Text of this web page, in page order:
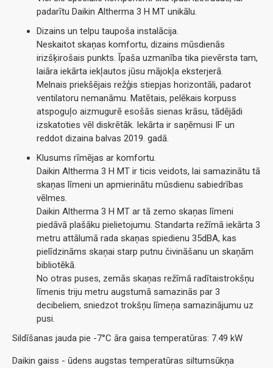
padarītu Daikin Altherma 3 H MT unikālu.
Dizains un telpu taupoša instalācija.
Neskaitot skaņas komfortu, dizains mūsdienās
irizšķirošais punkts. Īpaša uzmanība tika pievērsta tam,
laiāra iekārta iekļautos jūsu mājokļa eksterjerā.
Melnais priekšējais režģis stiepjas horizontāli, padarot
ventilatoru nemanāmu. Matētais, pelēkais korpuss
atspoguļo aizmugurē esošās sienas krāsu, tādējādi
izskatoties vēl diskrētāk. Iekārta ir saņēmusi IF un
reddot dizaina balvas 2019. gadā.
Klusums rīmējas ar komfortu.
Daikin Altherma 3 H MT ir ticis veidots, lai samazinātu tā
skaņas līmeni un apmierinātu mūsdienu sabiedrības
vēlmes.
Daikin Altherma 3 H MT ar tā zemo skaņas līmeni
piedāvā plašāku pielietojumu. Standarta režīmā iekārta 3
metru attālumā rada skaņas spiedienu 35dBA, kas
pielīdzināms skaņai starp putnu čivināšanu un skaņām
bibliotēkā.
No otras puses, zemās skaņas režīmā radītaistrokšņu
līmenis triju metru augstumā samazinās par 3
decibeliem, sniedzot trokšņu līmeņa samazinājumu uz
pusi.
Sildīšanas jauda pie -7°C āra gaisa temperatūras: 7.49 kW
Daikin gaiss - ūdens augstas temperatūras siltumsūkņa